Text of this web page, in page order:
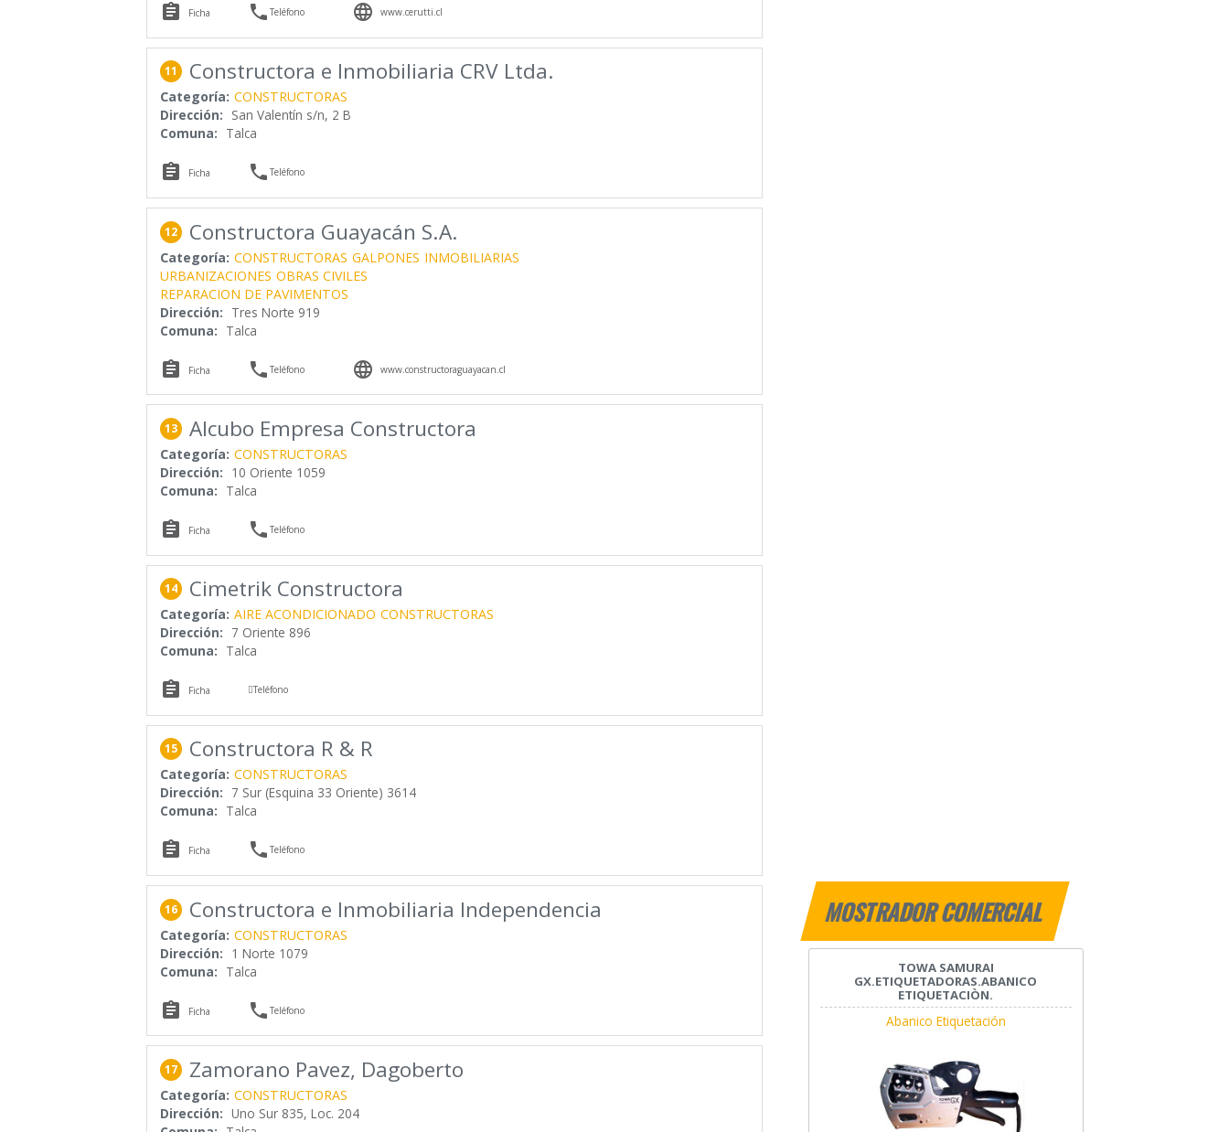
MOSTRADOR COMERCIAL
TOWA SAMURAI
GX.ETIQUETADORAS.ABANICO
ETIQUETACIÒN.
Abanico Etiquetación
 Ficha Teléfono  www.cerutti.cl
11 Constructora e Inmobiliaria CRV Ltda.
Categoría: CONSTRUCTORAS
Dirección: San Valentín s/n, 2 B
Comuna: Talca
 Ficha Teléfono
12 Constructora Guayacán S.A.
Categoría: CONSTRUCTORAS GALPONES INMOBILIARIAS
URBANIZACIONES OBRAS CIVILES
REPARACION DE PAVIMENTOS
Dirección: Tres Norte 919
Comuna: Talca
 Ficha Teléfono  www.constructoraguayacan.cl
13 Alcubo Empresa Constructora
Categoría: CONSTRUCTORAS
Dirección: 10 Oriente 1059
Comuna: Talca
 Ficha Teléfono
14 Cimetrik Constructora
Categoría: AIRE ACONDICIONADO CONSTRUCTORAS
Dirección: 7 Oriente 896
Comuna: Talca
 Ficha Teléfono
15 Constructora R & R
Categoría: CONSTRUCTORAS
Dirección: 7 Sur (Esquina 33 Oriente) 3614
Comuna: Talca
 Ficha Teléfono
16 Constructora e Inmobiliaria Independencia
Categoría: CONSTRUCTORAS
Dirección: 1 Norte 1079
Comuna: Talca
 Ficha Teléfono
17 Zamorano Pavez, Dagoberto
Categoría: CONSTRUCTORAS
Dirección: Uno Sur 835, Loc. 204